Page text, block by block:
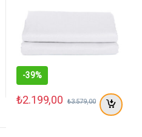
-39%
₺2.199,00 ₺3.579,00